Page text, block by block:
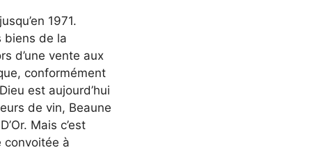
1971.
biens de la
d’une vente aux
conformément
est aujourd’hui
de vin, Beaune
Mais c’est
convoitée à